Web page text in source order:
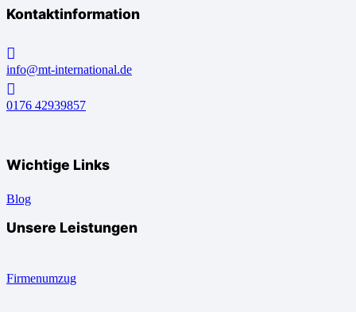
Kontaktinformation
info@mt-international.de
0176 42939857
Wichtige Links
Blog
Unsere Leistungen
Firmenumzug